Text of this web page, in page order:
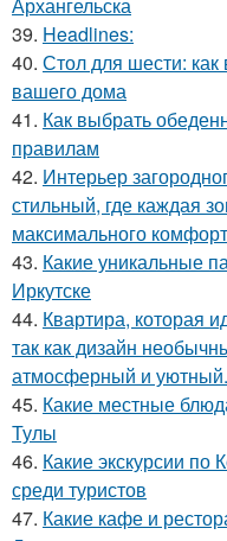
39. Headlines:
40. Стол для шести:
вашего дома
41. Как выбрать
правилам
42. Интерьер
стильный, где каждая
максимального
43. Какие уникальные
Иркутске
44. Квартира, которая
так как дизайн
атмосферный и уютный.
45. Какие местные
Тулы
46. Какие экскурсии
среди туристов
47. Какие кафе и